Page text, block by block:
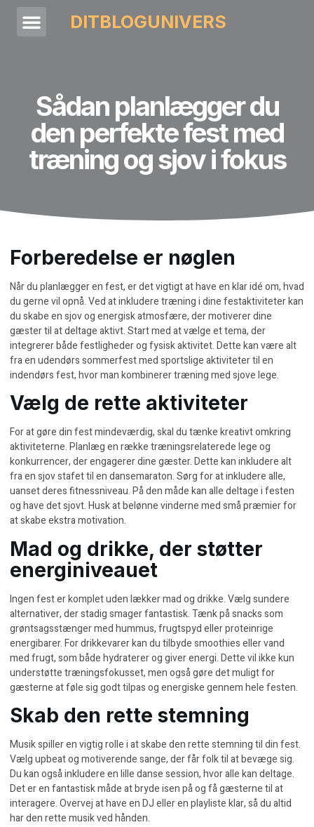
DITBLOGUNIVERS
Sådan planlægger du
den perfekte fest med
træning og sjov i fokus
Forberedelse er nøglen
Når du planlægger en fest, er det vigtigt at have en klar idé om, hvad
du gerne vil opnå. Ved at inkludere træning i dine festaktiviteter kan
du skabe en sjov og energisk atmosfære, der motiverer dine
gæster til at deltage aktivt. Start med at vælge et tema, der
integrerer både festligheder og fysisk aktivitet. Dette kan være alt
fra en udendørs sommerfest med sportslige aktiviteter til en
indendørs fest, hvor man kombinerer træning med sjove lege.
Vælg de rette aktiviteter
For at gøre din fest mindeværdig, skal du tænke kreativt omkring
aktiviteterne. Planlæg en række træningsrelaterede lege og
konkurrencer, der engagerer dine gæster. Dette kan inkludere alt
fra en sjov stafet til en dansemaraton. Sørg for at inkludere alle,
uanset deres fitnessniveau. På den måde kan alle deltage i festen
og have det sjovt. Husk at belønne vinderne med små præmier for
at skabe ekstra motivation.
Mad og drikke, der støtter
energiniveauet
Ingen fest er komplet uden lækker mad og drikke. Vælg sundere
alternativer, der stadig smager fantastisk. Tænk på snacks som
grøntsagsstænger med hummus, frugtspyd eller proteinrige
energibarer. For drikkevarer kan du tilbyde smoothies eller vand
med frugt, som både hydraterer og giver energi. Dette vil ikke kun
understøtte træningsfokusset, men også gøre det muligt for
gæsterne at føle sig godt tilpas og energiske gennem hele festen.
Skab den rette stemning
Musik spiller en vigtig rolle i at skabe den rette stemning til din fest.
Vælg upbeat og motiverende sange, der får folk til at bevæge sig.
Du kan også inkludere en lille danse session, hvor alle kan deltage.
Det er en fantastisk måde at bryde isen på og få gæsterne til at
interagere. Overvej at have en DJ eller en playliste klar, så du altid
har den rette musik ved hånden.